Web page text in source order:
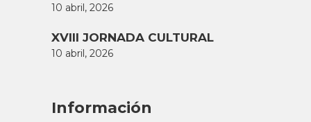
10 abril, 2026
XVIII JORNADA CULTURAL
10 abril, 2026
Información